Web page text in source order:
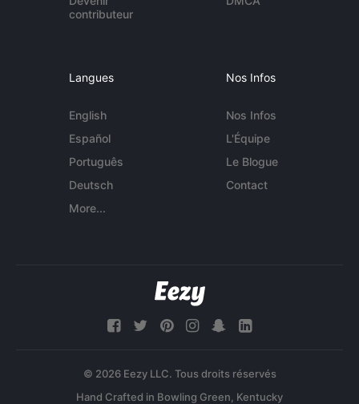
contributeur
Langues
English
Español
Português
Deutsch
More...
Nos Infos
Nos Infos
L'Équipe
Le Blogue
Contact
© 2026 Eezy LLC. Tous droits réservés